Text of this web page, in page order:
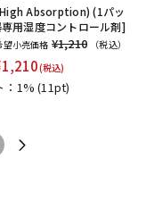
Absorption) (1パッ
用湿度コントロール剤]
望小売価格 ¥1,210
（税込）
1,210(税込)
：1%(11pt)